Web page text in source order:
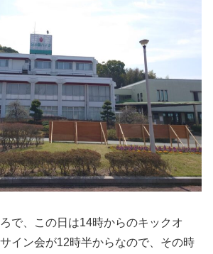
で、この日は14時からのキックオ
イン会が12時半からなので、その時